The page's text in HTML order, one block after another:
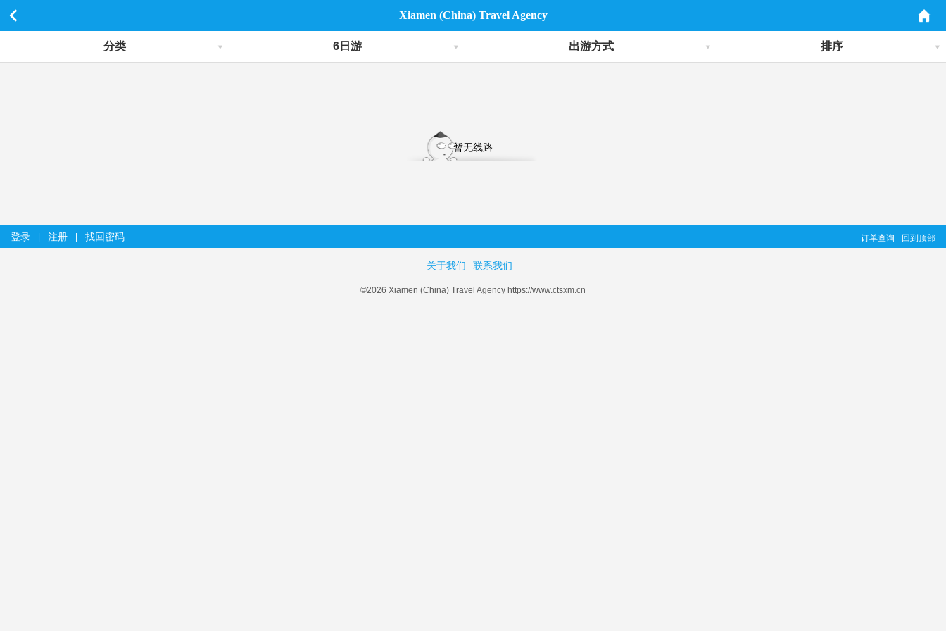
Xiamen (China) Travel Agency
分类 6日游 出游方式 排序
暂无线路
登录 注册 找回密码 回到顶部
订单查询
关于我们 联系我们
©2026 Xiamen (China) Travel Agency https://www.ctsxm.cn